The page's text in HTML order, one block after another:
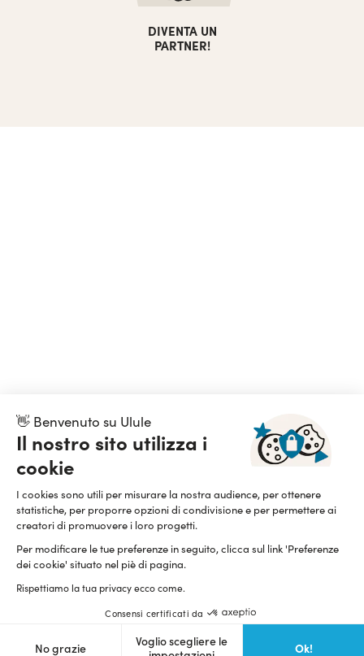
👋 Benvenuto su Ulule
Il nostro sito utilizza i
cookie
I cookies sono utili per misurare la nostra audience, per ottenere
statistiche, per proporre opzioni di condivisione e per permettere ai
creatori di promuovere i loro progetti.
Per modificare le tue preferenze in seguito, clicca sul link 'Preferenze
dei cookie' situato nel piè di pagina.
Rispettiamo la tua privacy ecco come.
Consensi certificati da
No grazie
Voglio scegliere le
Ok!
DIVENTA UN
PARTNER!
Lingua e valuta della pagina